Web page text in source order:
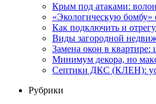
Крым под атаками:
«Экологическую
Как подключить и
Виды загородной
Замена окон в
Минимум декора, но
Септики ДКС (КЛЕН):
Рубрики